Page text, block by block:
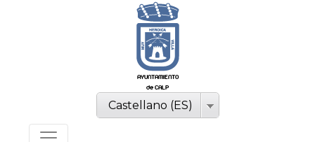
AYUNTAMIENTO
de CALP
Castellano (ES)